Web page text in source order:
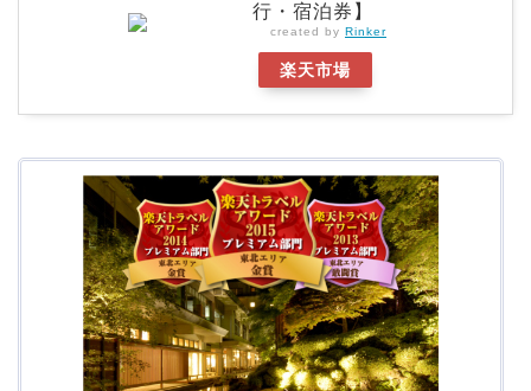
行・宿泊券】
created by Rinker
楽天市場